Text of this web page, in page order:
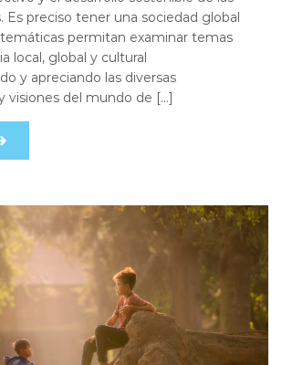
Es preciso tener una sociedad global
permitan examinar temas
local, global y cultural
y apreciando las diversas
visiones del mundo de […]